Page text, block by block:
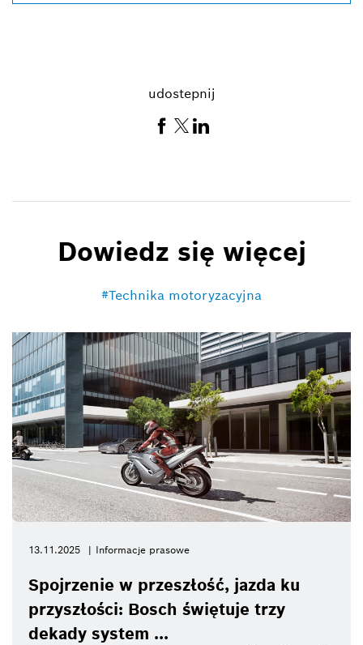
udostepnij
Dowiedz się więcej
Technika motoryzacyjna
13.11.2025 Informacje prasowe
Spojrzenie w przeszłość, jazda ku
przyszłości: Bosch świętuje trzy
dekady system ...